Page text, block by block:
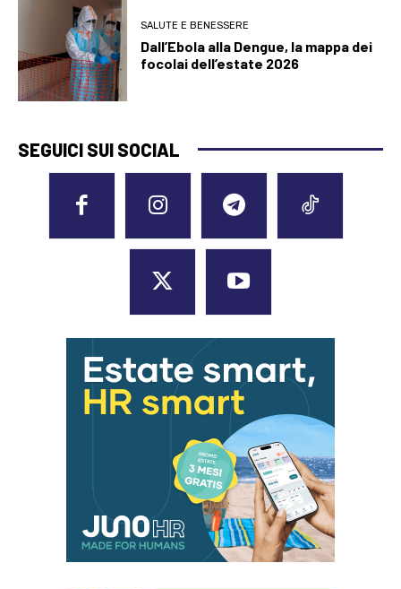
SALUTE E BENESSERE
Dall’Ebola alla Dengue, la mappa dei
focolai dell’estate 2026
SEGUICI SUI SOCIAL